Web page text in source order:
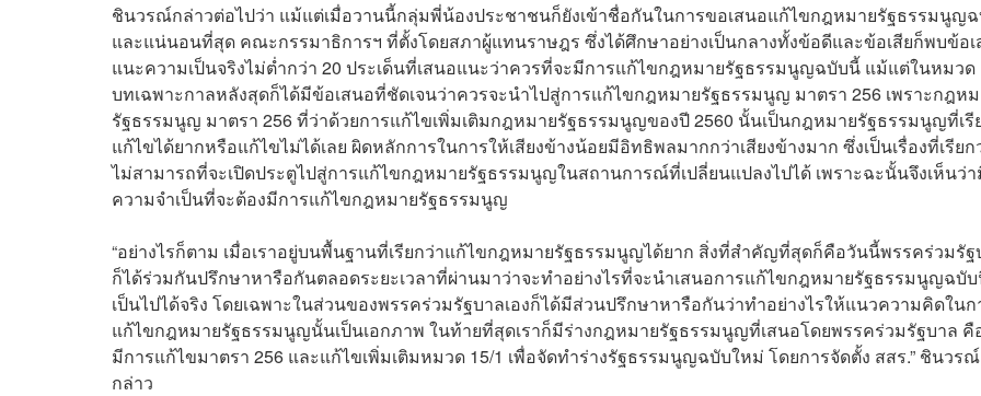
ชินวรณ์กล่าวต่อไปว่า แม้แต่เมื่อวานนี้กลุ่มพี่น้องประชาชนก็ยังเข้าชื่อกันในการขอเสนอแก้ไขกฎหมายรัฐธรรมนูญ
และแน่นอนที่สุด คณะกรรมาธิการฯ ที่ตั้งโดยสภาผู้แทนราษฎร ซึ่งได้ศึกษาอย่างเป็นกลางทั้งข้อดีและข้อเสียก็พบข้อ
แนะความเป็นจริงไม่ต่ำกว่า 20 ประเด็นที่เสนอแนะว่าควรที่จะมีการแก้ไขกฎหมายรัฐธรรมนูญฉบับนี้ แม้แต่ในหมวด
บทเฉพาะกาลหลังสุดก็ได้มีข้อเสนอที่ชัดเจนว่าควรจะนำไปสู่การแก้ไขกฎหมายรัฐธรรมนูญ มาตรา 256 เพราะกฎห
รัฐธรรมนูญ มาตรา 256 ที่ว่าด้วยการแก้ไขเพิ่มเติมกฎหมายรัฐธรรมนูญของปี 2560 นั้นเป็นกฎหมายรัฐธรรมนูญที่เรี
แก้ไขได้ยากหรือแก้ไขไม่ได้เลย ผิดหลักการในการให้เสียงข้างน้อยมีอิทธิพลมากกว่าเสียงข้างมาก ซึ่งเป็นเรื่องที่เรียก
ไม่สามารถที่จะเปิดประตูไปสู่การแก้ไขกฎหมายรัฐธรรมนูญในสถานการณ์ที่เปลี่ยนแปลงไปได้ เพราะฉะนั้นจึงเห็นว่
ความจำเป็นที่จะต้องมีการแก้ไขกฎหมายรัฐธรรมนูญ
“อย่างไรก็ตาม เมื่อเราอยู่บนพื้นฐานที่เรียกว่าแก้ไขกฎหมายรัฐธรรมนูญได้ยาก สิ่งที่สำคัญที่สุดก็คือวันนี้พรรคร่วมรัฐ
ก็ได้ร่วมกันปรึกษาหารือกันตลอดระยะเวลาที่ผ่านมาว่าจะทำอย่างไรที่จะนำเสนอการแก้ไขกฎหมายรัฐธรรมนูญฉบั
เป็นไปได้จริง โดยเฉพาะในส่วนของพรรคร่วมรัฐบาลเองก็ได้มีส่วนปรึกษาหารือกันว่าทำอย่างไรให้แนวความคิดในก
แก้ไขกฎหมายรัฐธรรมนูญนั้นเป็นเอกภาพ ในท้ายที่สุดเราก็มีร่างกฎหมายรัฐธรรมนูญที่เสนอโดยพรรคร่วมรัฐบาล คื
มีการแก้ไขมาตรา 256 และแก้ไขเพิ่มเติมหมวด 15/1 เพื่อจัดทำร่างรัฐธรรมนูญฉบับใหม่ โดยการจัดตั้ง สสร.” ชินวรณ์
กล่าว